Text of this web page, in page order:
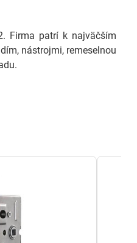
Firma patrí k najväčším
nástrojmi, remeselnou